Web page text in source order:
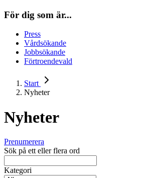
För dig som är...
Press
Vårdsökande
Jobbsökande
Förtroendevald
Start
Nyheter
Nyheter
Prenumerera
Sök på ett eller flera ord
Kategori